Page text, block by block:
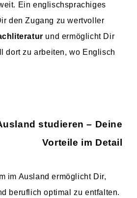
Ein englischsprachiges
den Zugang zu wertvoller
und ermöglicht Dir
dort zu arbeiten, wo Englisch
studieren – Deine
Vorteile im Detail
im Ausland ermöglicht Dir,
beruflich optimal zu entfalten.